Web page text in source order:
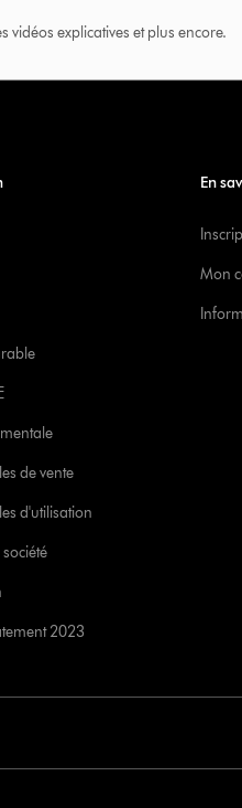
vidéos explicatives et plus encore.
de vente
d'utilisation
2023
En
Mon